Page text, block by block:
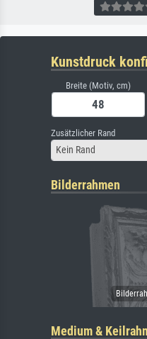
Kunstdruck
Breite (Motiv, cm)
Zusätzlicher Rand
Kein Rand
Bilderrahmen
Medium &